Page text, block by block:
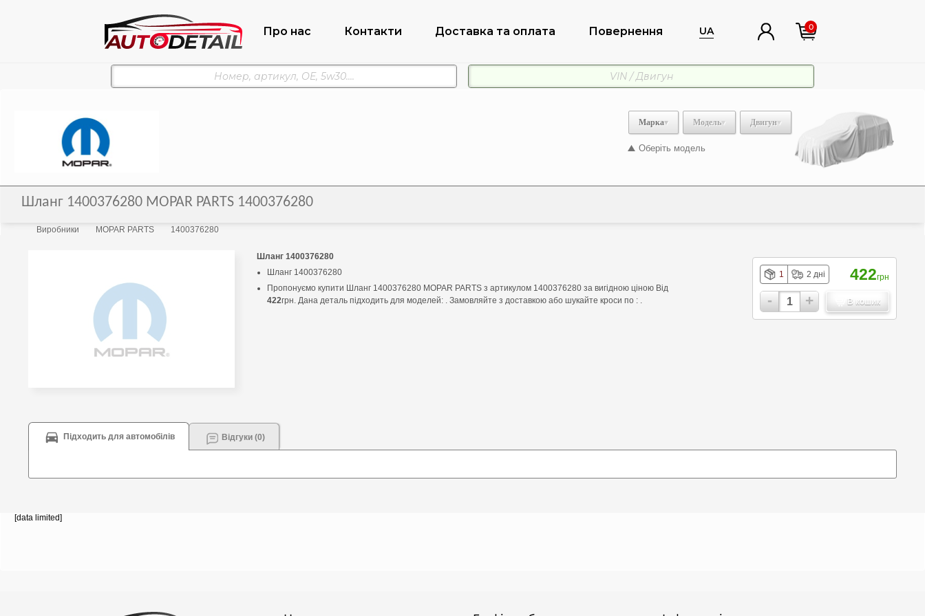
Про нас Контакти Доставка та оплата Повернення UA 0
Марка Модель Двигун
Оберіть модель
Шланг 1400376280 MOPAR PARTS 1400376280
Виробники MOPAR PARTS 1400376280
Шланг 1400376280
Шланг 1400376280
Пропонуємо купити Шланг 1400376280 MOPAR PARTS з артикулом 1400376280 за вигідною ціною Від
422грн. Дана деталь підходить для моделей: . Замовляйте з доставкою або шукайте кроси по : .
1 2 дні 422грн
- + В кошик
Підходить для автомобілів Відгуки (0)
[data limited]